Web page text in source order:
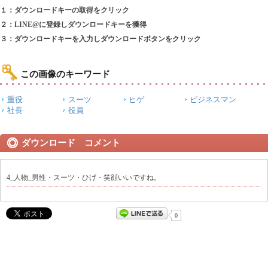
１：ダウンロードキーの取得をクリック
２：LINE@に登録しダウンロードキーを獲得
３：ダウンロードキーを入力しダウンロードボタンをクリック
この画像のキーワード
重役 スーツ ヒゲ
ビジネスマン
社長
役員
ダウンロード コメント
4_人物_男性・スーツ・ひげ・笑顔いいですね。
0